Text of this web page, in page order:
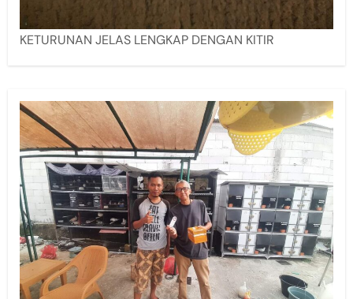
KETURUNAN JELAS LENGKAP DENGAN KITIR